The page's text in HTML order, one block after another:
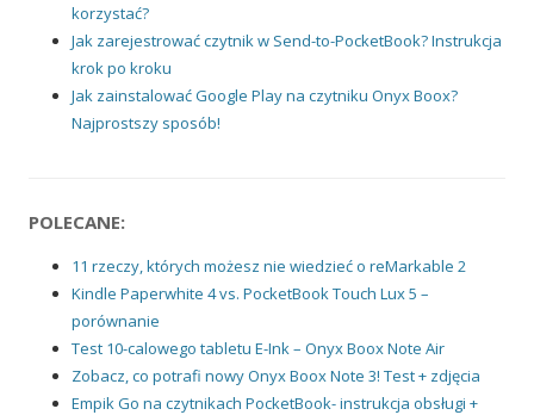
korzystać?
Jak zarejestrować czytnik w Send-to-PocketBook? Instrukcja
krok po kroku
Jak zainstalować Google Play na czytniku Onyx Boox?
Najprostszy sposób!
POLECANE:
11 rzeczy, których możesz nie wiedzieć o reMarkable 2
Kindle Paperwhite 4 vs. PocketBook Touch Lux 5 –
porównanie
Test 10-calowego tabletu E-Ink – Onyx Boox Note Air
Zobacz, co potrafi nowy Onyx Boox Note 3! Test + zdjęcia
Empik Go na czytnikach PocketBook- instrukcja obsługi +